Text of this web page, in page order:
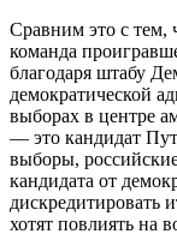
Сравним это с тем,
команда
благодаря штабу
демократической
выборах в центре
— это кандидат
выборы,
кандидата от
дискредитировать
хотят повлиять на